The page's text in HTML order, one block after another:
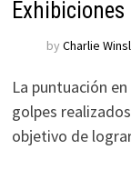
by Charlie
La puntuación
golpes
objetivo de